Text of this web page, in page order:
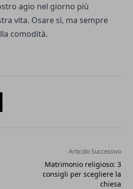
agio nel giorno più
vita. Osare sì, ma sempre
comodità.
Articolo Successivo
Matrimonio religioso: 3
consigli per scegliere la
chiesa